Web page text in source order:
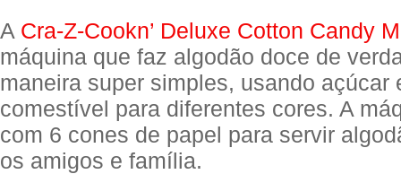
A Cra-Z-Cookn’ Deluxe Cotton Candy
máquina que faz algodão doce de
maneira super simples, usando açúcar
comestível para diferentes cores. A
com 6 cones de papel para servir
os amigos e família.